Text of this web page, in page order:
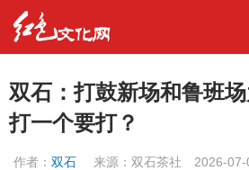
双石：打鼓新场和鲁班
打一个要打？
作者： 双石 来源：双石茶社 2026-07-